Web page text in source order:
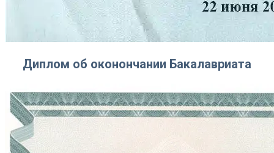
Диплом об оконончании Бакалавриата